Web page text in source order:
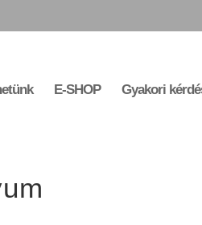
E-SHOP Gyakori